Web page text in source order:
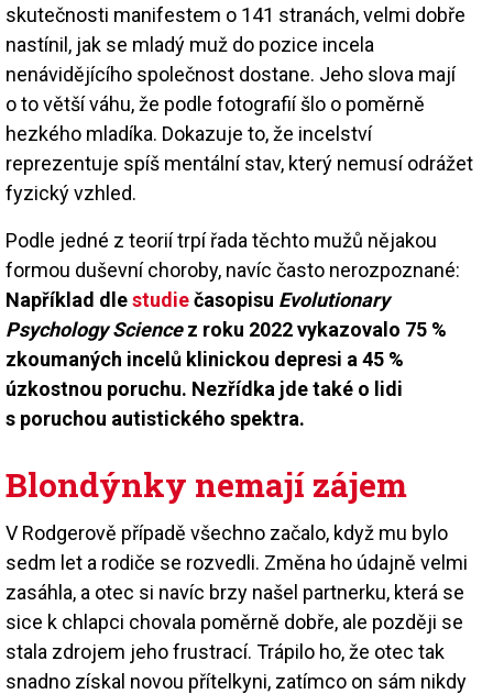
skutečnosti manifestem o 141 stranách, velmi dobře
nastínil, jak se mladý muž do pozice incela
nenávidějícího společnost dostane. Jeho slova mají
o to větší váhu, že podle fotografií šlo o poměrně
hezkého mladíka. Dokazuje to, že incelství
reprezentuje spíš mentální stav, který nemusí odrážet
fyzický vzhled.
Podle jedné z teorií trpí řada těchto mužů nějakou
formou duševní choroby, navíc často nerozpoznané:
Například dlestudiečasopisu Evolutionary
Psychology Sciencez roku 2022 vykazovalo 75 %
zkoumaných incelů klinickou depresi a 45 %
úzkostnou poruchu. Nezřídka jde také o lidi
s poruchou autistického spektra.
Blondýnky nemají zájem
V Rodgerově případě všechno začalo, když mu bylo
sedm let a rodiče se rozvedli. Změna ho údajně velmi
zasáhla, a otec si navíc brzy našel partnerku, která se
sice k chlapci chovala poměrně dobře, ale později se
stala zdrojem jeho frustrací. Trápilo ho, že otec tak
snadno získal novou přítelkyni, zatímco on sám nikdy